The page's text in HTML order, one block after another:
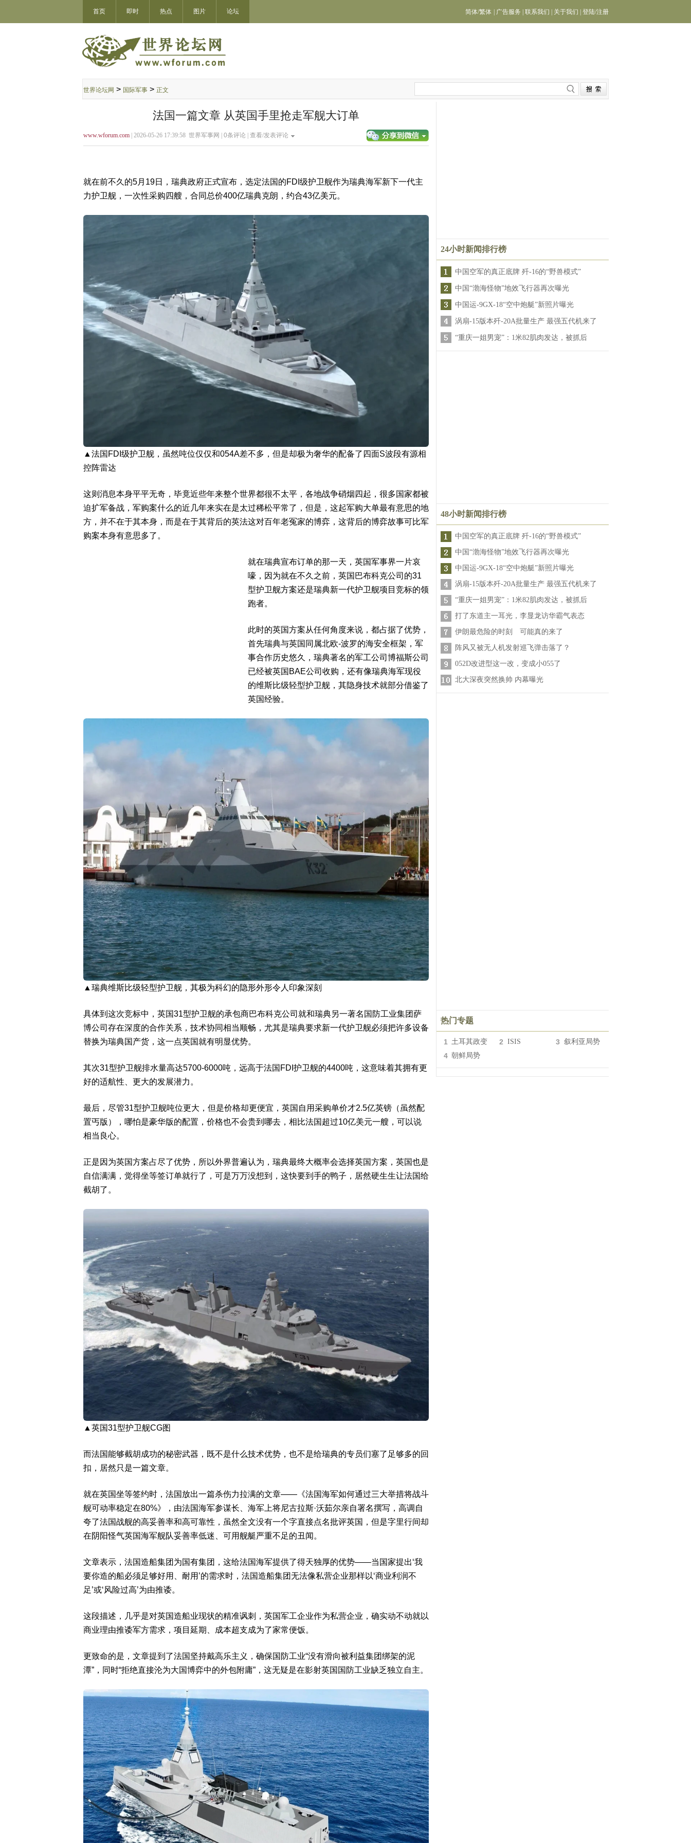
首页 即时 热点 图片 论坛 简体/繁体 广告服务 联系我们 关于我们 登陆/注册
世界论坛网 > 国际军事 > 正文
法国一篇文章 从英国手里抢走军舰大订单
www.wforum.com | 2026-05-26 17:39:58 世界军事网 | 0条评论 | 查看/发表评论
就在前不久的5月19日，瑞典政府正式宣布，选定法国的FDI级护卫舰作为瑞典海军新下一代主
力护卫舰，一次性采购四艘，合同总价400亿瑞典克朗，约合43亿美元。
▲法国FDI级护卫舰，虽然吨位仅仅和054A差不多，但是却极为奢华的配备了四面S波段有源相
控阵雷达
这则消息本身平平无奇，毕竟近些年来整个世界都很不太平，各地战争硝烟四起，很多国家都被
迫扩军备战，军购案什么的近几年来实在是太过稀松平常了，但是，这起军购大单最有意思的地
方，并不在于其本身，而是在于其背后的英法这对百年老冤家的博弈，这背后的博弈故事可比军
购案本身有意思多了。
就在瑞典宣布订单的那一天，英国军事界一片哀
嚎，因为就在不久之前，英国巴布科克公司的31
型护卫舰方案还是瑞典新一代护卫舰项目竞标的领
跑者。
此时的英国方案从任何角度来说，都占据了优势，
首先瑞典与英国同属北欧-波罗的海安全框架，军
事合作历史悠久，瑞典著名的军工公司博福斯公司
已经被英国BAE公司收购，还有像瑞典海军现役
的维斯比级轻型护卫舰，其隐身技术就部分借鉴了
英国经验。
▲瑞典维斯比级轻型护卫舰，其极为科幻的隐形外形令人印象深刻
具体到这次竞标中，英国31型护卫舰的承包商巴布科克公司就和瑞典另一著名国防工业集团萨
博公司存在深度的合作关系，技术协同相当顺畅，尤其是瑞典要求新一代护卫舰必须把许多设备
替换为瑞典国产货，这一点英国就有明显优势。
其次31型护卫舰排水量高达5700-6000吨，远高于法国FDI护卫舰的4400吨，这意味着其拥有更
好的适航性、更大的发展潜力。
最后，尽管31型护卫舰吨位更大，但是价格却更便宜，英国自用采购单价才2.5亿英镑（虽然配
置丐版），哪怕是豪华版的配置，价格也不会贵到哪去，相比法国超过10亿美元一艘，可以说
相当良心。
正是因为英国方案占尽了优势，所以外界普遍认为，瑞典最终大概率会选择英国方案，英国也是
自信满满，觉得坐等签订单就行了，可是万万没想到，这快要到手的鸭子，居然硬生生让法国给
截胡了。
▲英国31型护卫舰CG图
而法国能够截胡成功的秘密武器，既不是什么技术优势，也不是给瑞典的专员们塞了足够多的回
扣，居然只是一篇文章。
就在英国坐等签约时，法国放出一篇杀伤力拉满的文章——《法国海军如何通过三大举措将战斗
舰可动率稳定在80%》，由法国海军参谋长、海军上将尼古拉斯·沃茹尔亲自署名撰写，高调自
夸了法国战舰的高妥善率和高可靠性，虽然全文没有一个字直接点名批评英国，但是字里行间却
在阴阳怪气英国海军舰队妥善率低迷、可用舰艇严重不足的丑闻。
文章表示，法国造船集团为国有集团，这给法国海军提供了得天独厚的优势——当国家提出‘我
要你造的船必须足够好用、耐用’的需求时，法国造船集团无法像私营企业那样以‘商业利润不
足’或‘风险过高’为由推诿。
这段描述，几乎是对英国造船业现状的精准讽刺，英国军工企业作为私营企业，确实动不动就以
商业理由推诿军方需求，项目延期、成本超支成为了家常便饭。
更致命的是，文章提到了法国坚持戴高乐主义，确保国防工业“没有滑向被利益集团绑架的泥
潭”，同时“拒绝直接沦为大国博弈中的外包附庸”，这无疑是在影射英国国防工业缺乏独立自主。
24小时新闻排行榜
中国空军的真正底牌 歼-16的“野兽模式”
中国“渤海怪物”地效飞行器再次曝光
中国运-9GX-18“空中炮艇”新照片曝光
涡扇-15版本歼-20A批量生产 最强五代机来了
“重庆一姐男宠”：1米82肌肉发达，被抓后
48小时新闻排行榜
中国空军的真正底牌 歼-16的“野兽模式”
中国“渤海怪物”地效飞行器再次曝光
中国运-9GX-18“空中炮艇”新照片曝光
涡扇-15版本歼-20A批量生产 最强五代机来了
“重庆一姐男宠”：1米82肌肉发达，被抓后
打了东道主一耳光，李显龙访华霸气表态
伊朗最危险的时刻 可能真的来了
阵风又被无人机发射巡飞弹击落了？
052D改进型这一改，变成小055了
北大深夜突然换帅 内幕曝光
热门专题
1 土耳其政变 2 ISIS 3 叙利亚局势
4 朝鲜局势